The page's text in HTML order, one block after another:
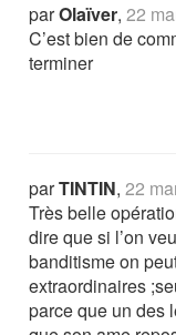
parOlaïver,22
C’est bien de
terminer
parTINTIN,22
Très belle
dire que si l’on
banditisme on
extraordinaires
parce que un des